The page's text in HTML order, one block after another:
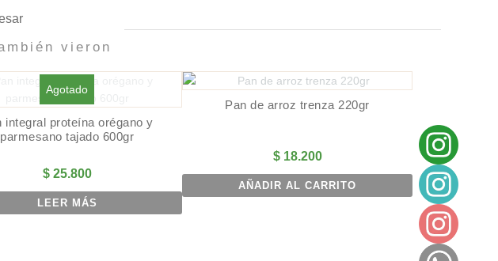
vieron
Agotado
integral proteína orégano y
parmesano tajado 600gr
$25.800
LEER MÁS
Pan de arroz trenza 220gr
$18.200
AÑADIR AL CARRITO